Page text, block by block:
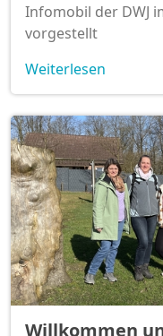
Infomobil der DWJ
vorgestellt
Weiterlesen
Willkommen